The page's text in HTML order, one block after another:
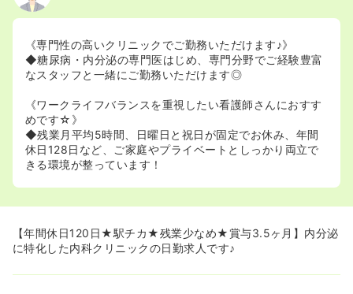
《専門性の高いクリニックでご勤務いただけます♪》
◆糖尿病・内分泌の専門医はじめ、専門分野でご経験豊富
なスタッフと一緒にご勤務いただけます◎
《ワークライフバランスを重視したい看護師さんにおすす
めです☆》
◆残業月平均5時間、日曜日と祝日が固定でお休み、年間
休日128日など、ご家庭やプライベートとしっかり両立で
きる環境が整っています！
【年間休日120日★駅チカ★残業少なめ★賞与3.5ヶ月】内分泌
に特化した内科クリニックの日勤求人です♪